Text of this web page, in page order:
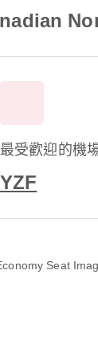
最受歡迎的機
YZF